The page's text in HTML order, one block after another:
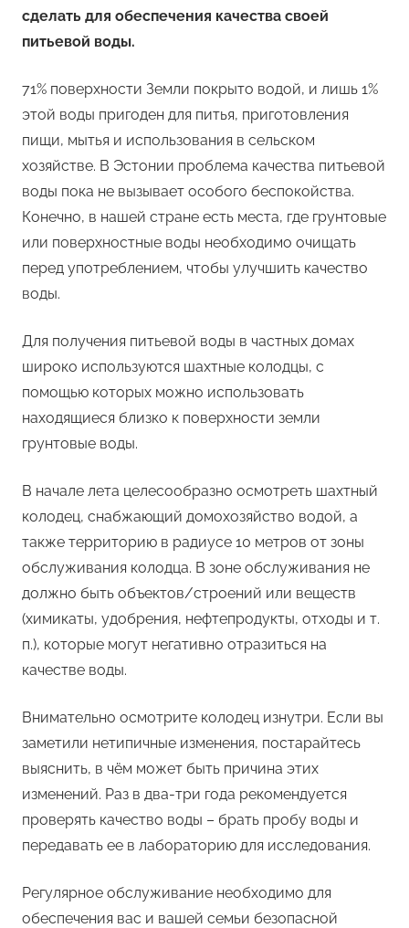
сделать для обеспечения качества своей
питьевой воды.
71% поверхности Земли покрыто водой, и лишь 1%
этой воды пригоден для питья, приготовления
пищи, мытья и использования в сельском
хозяйстве. В Эстонии проблема качества питьевой
воды пока не вызывает особого беспокойства.
Конечно, в нашей стране есть места, где грунтовые
или поверхностные воды необходимо очищать
перед употреблением, чтобы улучшить качество
воды.
Для получения питьевой воды в частных домах
широко используются шахтные колодцы, с
помощью которых можно использовать
находящиеся близко к поверхности земли
грунтовые воды.
В начале лета целесообразно осмотреть шахтный
колодец, снабжающий домохозяйство водой, а
также территорию в радиусе 10 метров от зоны
обслуживания колодца. В зоне обслуживания не
должно быть объектов/строений или веществ
(химикаты, удобрения, нефтепродукты, отходы и т.
п.), которые могут негативно отразиться на
качестве воды.
Внимательно осмотрите колодец изнутри. Если вы
заметили нетипичные изменения, постарайтесь
выяснить, в чём может быть причина этих
изменений. Раз в два-три года рекомендуется
проверять качество воды – брать пробу воды и
передавать ее в лабораторию для исследования.
Регулярное обслуживание необходимо для
обеспечения вас и вашей семьи безопасной